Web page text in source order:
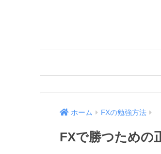
ホーム FXの勉強方法
FXで勝つための